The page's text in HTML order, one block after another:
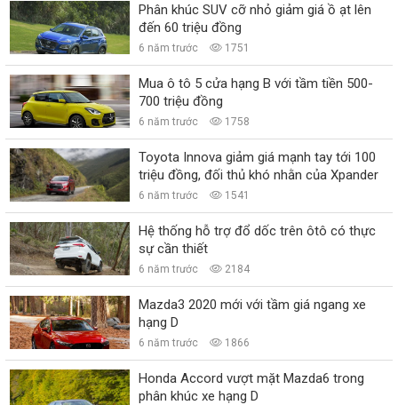
Phân khúc SUV cỡ nhỏ giảm giá ồ ạt lên
đến 60 triệu đồng
6 năm trước 1751
Mua ô tô 5 cửa hạng B với tầm tiền 500-
700 triệu đồng
6 năm trước 1758
Toyota Innova giảm giá mạnh tay tới 100
triệu đồng, đối thủ khó nhằn của Xpander
6 năm trước 1541
Hệ thống hỗ trợ đổ dốc trên ôtô có thực
sự cần thiết
6 năm trước 2184
Mazda3 2020 mới với tầm giá ngang xe
hạng D
6 năm trước 1866
Honda Accord vượt mặt Mazda6 trong
phân khúc xe hạng D